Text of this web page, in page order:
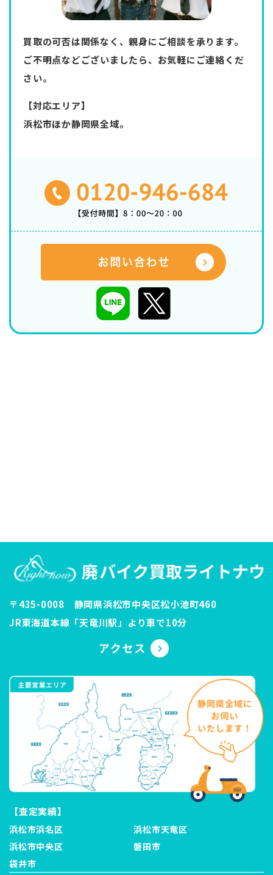
買取の可否は関係なく、親身にご相談を承ります。
ご不明点などございましたら、お気軽にご連絡くだ
さい。
【対応エリア】
浜松市ほか静岡県全域。
〒435-0008 静岡県浜松市中央区松小池町460
JR東海道本線「天竜川駅」より車で10分
【査定実績】
浜松市浜名区
浜松市天竜区
浜松市中央区
磐田市
袋井市